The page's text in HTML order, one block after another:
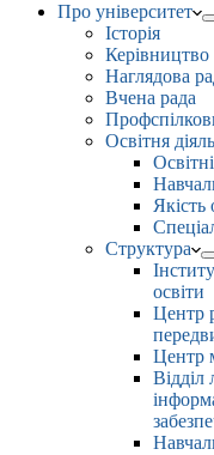
Про університет
Історія
Керівництво
Наглядова
Вчена рада
Освітня
Якість
Структура
освіти
Центр
Центр
Відділ